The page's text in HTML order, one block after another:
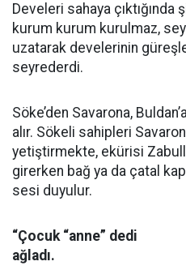
Develeri sahaya çıktığında
kurum kurum kurulmaz,
uzatarak develerinin
seyrederdi.
Söke’den Savarona,
alır. Sökeli sahipleri
yetiştirmekte, ekürisi
girerken bağ ya da çatal
sesi duyulur.
“Çocuk “anne” dedi